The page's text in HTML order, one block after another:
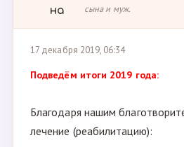
на
сына и муж.
17 декабря 2019, 06:34
Подведём итоги 2019 года:
Благодаря нашим
лечение (реабилитацию):